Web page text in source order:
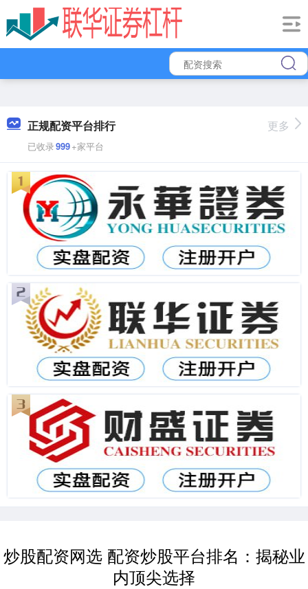
正规配资平台排行
已收录999+家平台
更多
炒股配资网选 配资炒股平台排名：揭秘业
内顶尖选择